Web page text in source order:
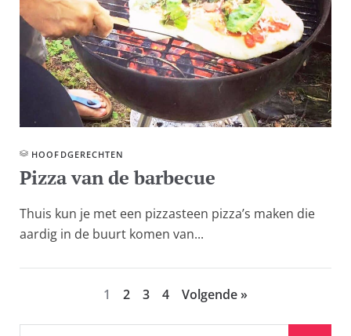
HOOFD­GERECHTEN
Pizza van de barbecue
Thuis kun je met een pizzasteen pizza’s maken die
aardig in de buurt komen van...
1 2 3 4 Volgende »